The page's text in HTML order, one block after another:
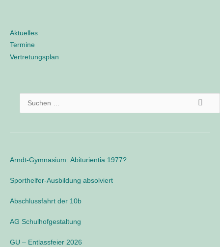
Aktuelles
Termine
Vertretungsplan
d
/
g
n
o
n
c
h
Arndt-Gymnasium: Abiturientia 1977?
Sporthelfer-Ausbildung absolviert
Abschlussfahrt der 10b
AG Schulhofgestaltung
GU – Entlassfeier 2026